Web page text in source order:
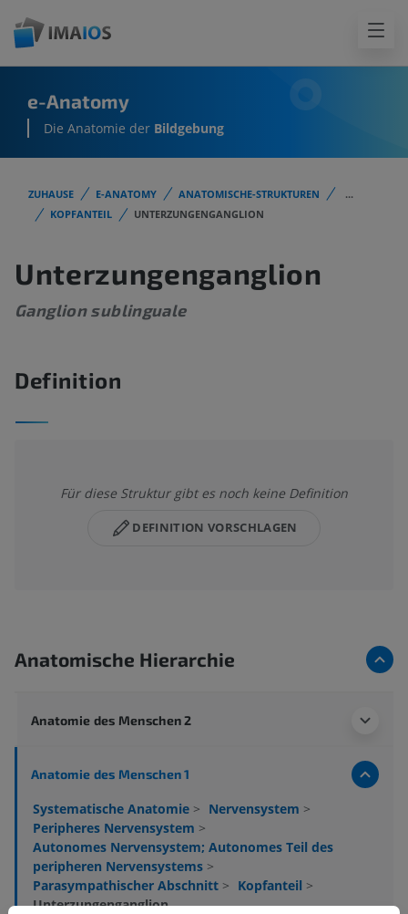
e-Anatomy
Die Anatomie der Bildgebung
ZUHAUSE E-ANATOMY ANATOMISCHE-STRUKTUREN
...
KOPFANTEIL
UNTERZUNGENGANGLION
Unterzungenganglion
Ganglion sublinguale
Definition
Für diese Struktur gibt es noch keine Definition
DEFINITION VORSCHLAGEN
Anatomische Hierarchie
Anatomie des Menschen 2
Anatomie des Menschen 1
Systematische Anatomie > Nervensystem >
Peripheres Nervensystem >
Autonomes Nervensystem; Autonomes Teil des
peripheren Nervensystems >
Parasympathischer Abschnitt > Kopfanteil >
Unterzungenganglion